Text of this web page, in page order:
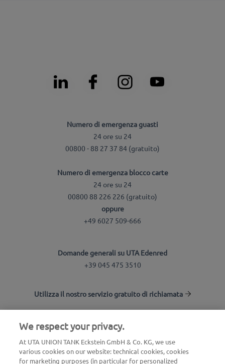
Numero di emergenza guasti
24 ore su 24
00800 - 88 27 37 84 (gratuito)
Numero di emergenza blocco carte
24 ore su 24
00800 88 226 226 (gratuito)
oppure
+49 6027 509-666
Domande generali su UTA Edenred
+39 045 475 3510
Utilizza il nostro servizio gratuito di richiamata
UTA Stationsfinder
Accedi all'area clienti
UTA Edenred
We respect your privacy.
At UTA UNION TANK Eckstein GmbH & Co. KG, we use
various cookies on our website: technical cookies, cookies
for marketing purposes (in particular for personalized